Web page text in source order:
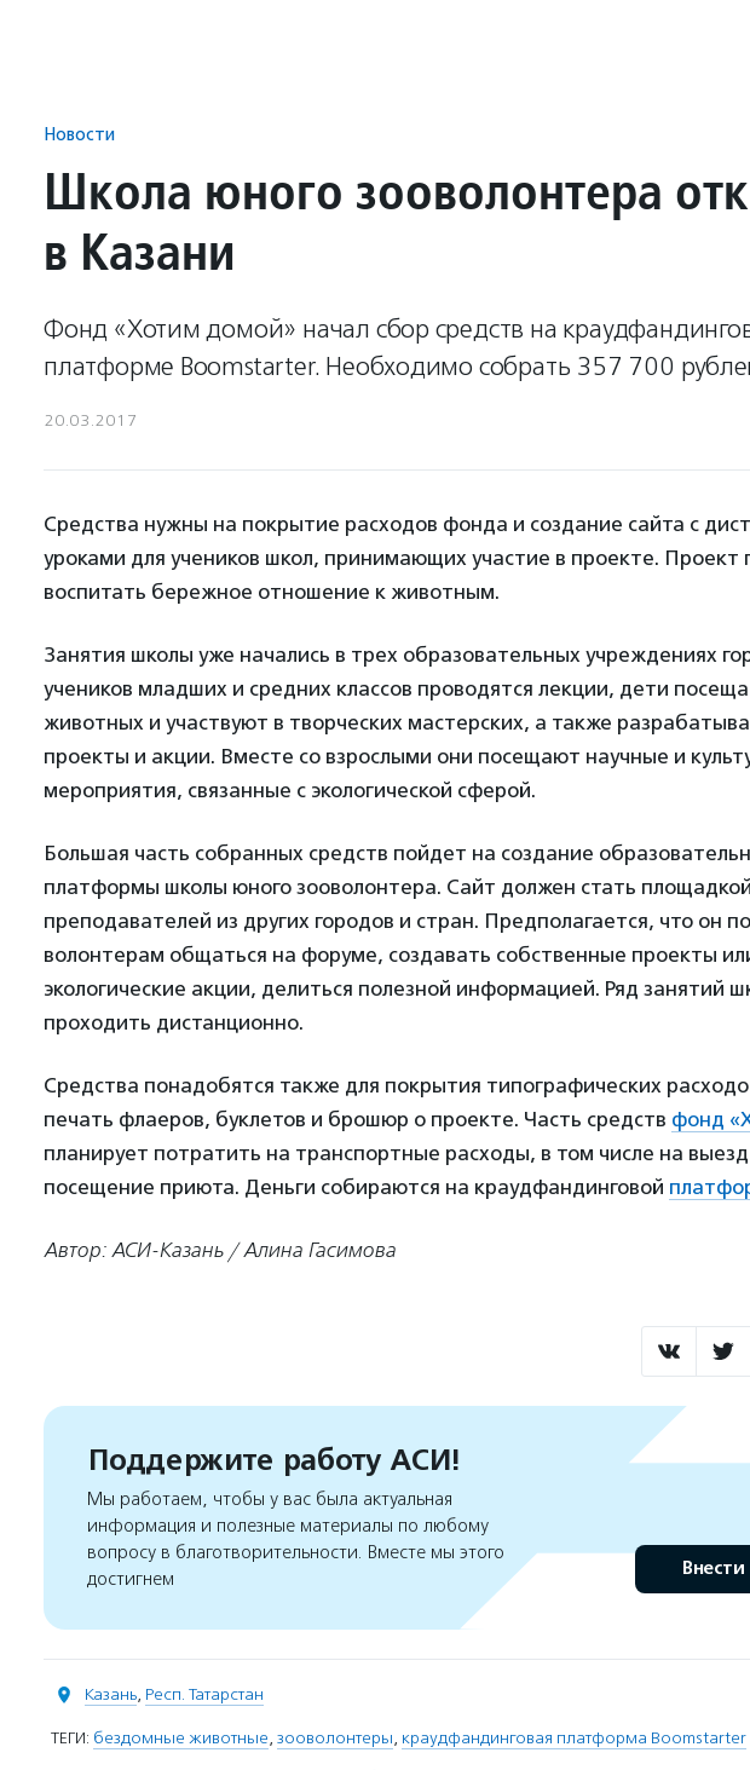
Новости
Школа юного зооволонтера
в Казани
Фонд «Хотим домой» начал сбор средств на
платформе Boomstarter. Необходимо собрать 357 700
20.03.2017
Средства нужны на покрытие расходов фонда и создание сайта с
уроками для учеников школ, принимающих участие в проекте. Проект
воспитать бережное отношение к животным.
Занятия школы уже начались в трех образовательных учреждениях
учеников младших и средних классов проводятся лекции, дети
животных и участвуют в творческих мастерских, а также
проекты и акции. Вместе со взрослыми они посещают научные и
мероприятия, связанные с экологической сферой.
Большая часть собранных средств пойдет на создание
платформы школы юного зооволонтера. Сайт должен стать
преподавателей из других городов и стран. Предполагается, что он
волонтерам общаться на форуме, создавать собственные проекты
экологические акции, делиться полезной информацией. Ряд занятий
проходить дистанционно.
Средства понадобятся также для покрытия типографических
печать флаеров, буклетов и брошюр о проекте. Часть средств фонд
планирует потратить на транспортные расходы, в том числе на
посещение приюта. Деньги собираются на краудфандинговой
Автор: АСИ-Казань / Алина Гасимова
Поддержите работу АСИ!
Мы работаем, чтобы у вас была актуальная
информация и полезные материалы по любому
вопросу в благотворительности. Вместе мы этого
достигнем
Внести
Казань, Респ. Татарстан
ТЕГИ: бездомные животные, зооволонтеры, краудфандинговая платформа Boomstarter